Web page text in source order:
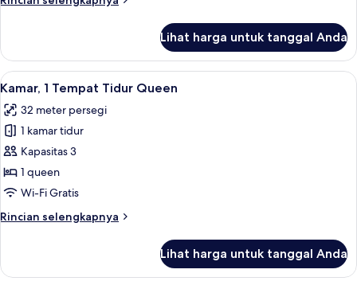
Tidur
Kamar
Standar,
1
Tidur
Queen
Lihat harga untuk tanggal Anda
Lihat
semua
foto
untuk
Kamar,
1
Tempat
Queen
Kamar, 1 Tempat Tidur Queen | 1
4
Kamar, 1 Tempat Tidur Queen
32 meter persegi
1 kamar tidur
Kapasitas 3
1 queen
Wi-Fi Gratis
Rincian selengkapnya
Rincian
Kamar,
Lihat harga untuk tanggal Anda